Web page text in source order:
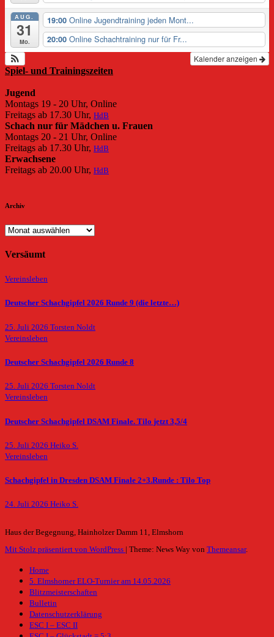
AUG.
31
Mo.
19:00 Online Jugendtraining jeden Mont...
20:00 Online Schachtraining nur für Fr...
Kalender anzeigen
Spiel- und Trainingszeiten
Jugend
Montags 19 - 20 Uhr, Online
Freitags ab 17.30 Uhr, HdB
Schach nur für Mädchen u. Frauen
Montags 20 - 21 Uhr, Online
Freitags ab 17.30 Uhr, HdB
Erwachsene
Freitags ab 20.00 Uhr, HdB
Archiv
Archiv
Versäumt
Vereinsleben
Deutscher Schachgipfel 2026 Runde 9 (die letzte…)
25. Juli 2026 Torsten Noldt
Vereinsleben
Deutscher Schachgipfel 2026 Runde 8
25. Juli 2026 Torsten Noldt
Vereinsleben
Deutscher Schachgipfel DSAM Finale. Tilo jetzt 3,5/4
25. Juli 2026 Heiko S.
Vereinsleben
Schachgipfel in Dresden DSAM Finale 2+3.Runde : Tilo Top
24. Juli 2026 Heiko S.
Haus der Begegnung, Hainholzer Damm 11, Elmshorn
Mit Stolz präsentiert von WordPress | Theme: News Way von Themeansar.
Home
5. Elmshorner ELO-Turnier am 14.05.2026
Blitzmeisterschaften
Bulletin
Datenschutzerklärung
ESC I – ESC II